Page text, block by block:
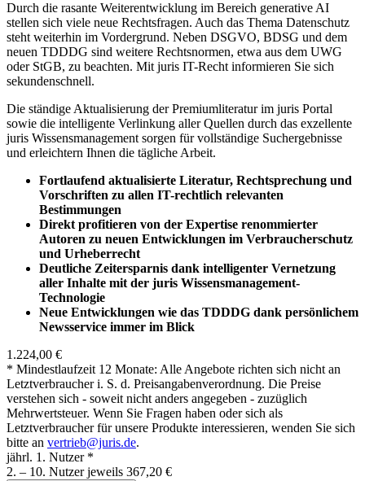
Durch die rasante Weiterentwicklung im Bereich generative AI
stellen sich viele neue Rechtsfragen. Auch das Thema Datenschutz
steht weiterhin im Vordergrund. Neben DSGVO, BDSG und dem
neuen TDDDG sind weitere Rechtsnormen, etwa aus dem UWG
oder StGB, zu beachten. Mit juris IT-Recht informieren Sie sich
sekundenschnell.
Die ständige Aktualisierung der Premiumliteratur im juris Portal
sowie die intelligente Verlinkung aller Quellen durch das exzellente
juris Wissensmanagement sorgen für vollständige Suchergebnisse
und erleichtern Ihnen die tägliche Arbeit.
Fortlaufend aktualisierte Literatur, Rechtsprechung und
Vorschriften zu allen IT-rechtlich relevanten
Bestimmungen
Direkt profitieren von der Expertise renommierter
Autoren zu neuen Entwicklungen im Verbraucherschutz
und Urheberrecht
Deutliche Zeitersparnis dank intelligenter Vernetzung
aller Inhalte mit der juris Wissensmanagement-
Technologie
Neue Entwicklungen wie das TDDDG dank persönlichem
Newsservice immer im Blick
1.224,00 €
* Mindestlaufzeit 12 Monate: Alle Angebote richten sich nicht an
Letztverbraucher i. S. d. Preisangabenverordnung. Die Preise
verstehen sich - soweit nicht anders angegeben - zuzüglich
Mehrwertsteuer. Wenn Sie Fragen haben oder sich als
Letztverbraucher für unsere Produkte interessieren, wenden Sie sich
bitte an vertrieb@juris.de.
jährl. 1. Nutzer *
2. – 10. Nutzer jeweils 367,20 €